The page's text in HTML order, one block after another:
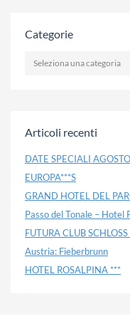
Categorie
Articoli recenti
DATE SPECIALI
EUROPA***S
GRAND HOTEL DEL
Passo del Tonale – Hotel
FUTURA CLUB
Austria: Fieberbrunn
HOTEL ROSALPINA ***